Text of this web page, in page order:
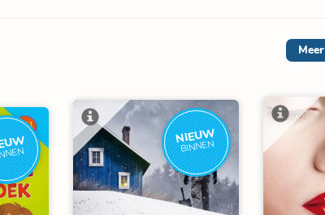
Meer
NIEUW
BINNEN